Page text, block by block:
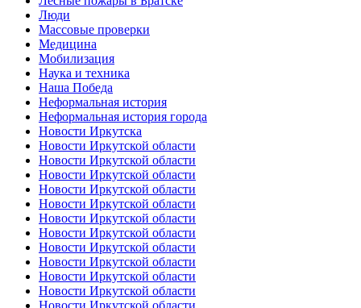
Люди
Массовые проверки
Медицина
Мобилизация
Наука и техника
Наша Победа
Неформальная история
Неформальная история города
Новости Иркутска
Новости Иркутской области
Новости Иркутской области
Новости Иркутской области
Новости Иркутской области
Новости Иркутской области
Новости Иркутской области
Новости Иркутской области
Новости Иркутской области
Новости Иркутской области
Новости Иркутской области
Новости Иркутской области
Новости Иркутской области